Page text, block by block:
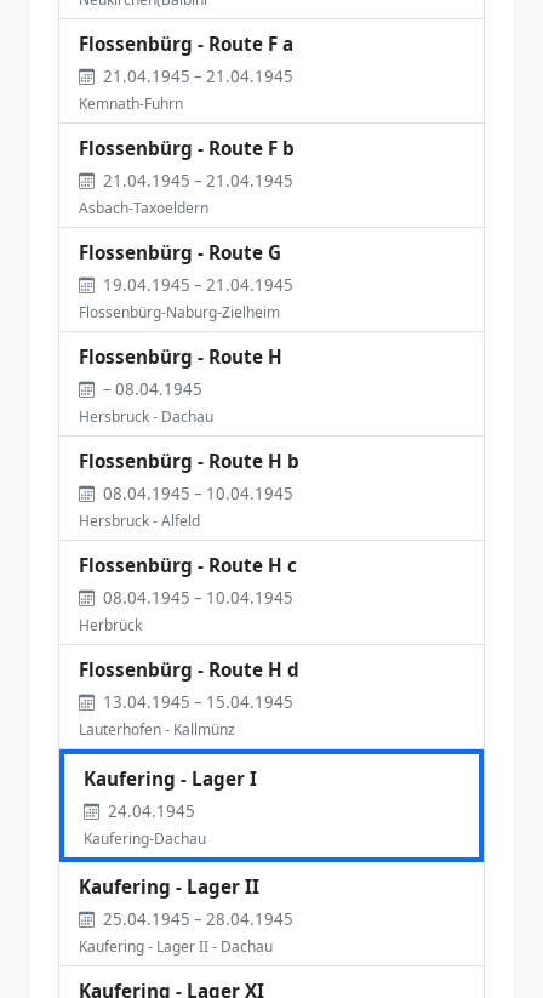
Flossenbürg - Route F a
21.04.1945 – 21.04.1945
Kemnath-Fuhrn
Flossenbürg - Route F b
21.04.1945 – 21.04.1945
Asbach-Taxoeldern
Flossenbürg - Route G
19.04.1945 – 21.04.1945
Flossenbürg-Naburg-Zielheim
Flossenbürg - Route H
– 08.04.1945
Hersbruck - Dachau
Flossenbürg - Route H b
08.04.1945 – 10.04.1945
Hersbruck - Alfeld
Flossenbürg - Route H c
08.04.1945 – 10.04.1945
Herbrück
Flossenbürg - Route H d
13.04.1945 – 15.04.1945
Lauterhofen - Kallmünz
Kaufering - Lager I
24.04.1945
Kaufering-Dachau
Kaufering - Lager II
25.04.1945 – 28.04.1945
Kaufering - Lager II - Dachau
Kaufering - Lager XI